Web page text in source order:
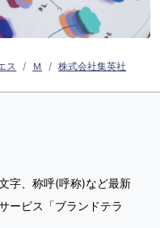
ス Ｍ 株式会社集英社
字、称呼(呼称)など最新
ービス「ブランドテラ